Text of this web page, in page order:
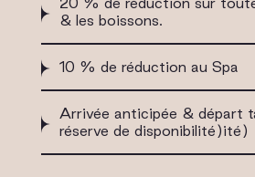
& les boissons.
10 % de réduction au Spa
Arrivée anticipée & départ
réserve de disponibilité)ité)